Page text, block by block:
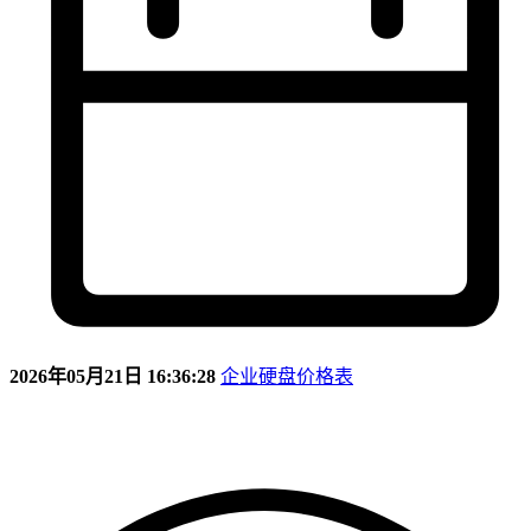
2026年05月21日 16:36:28 企业硬盘价格表